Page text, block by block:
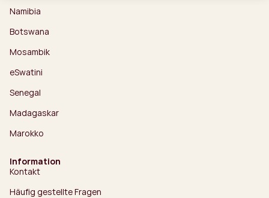
Namibia
Botswana
Mosambik
eSwatini
Senegal
Madagaskar
Marokko
Information
Kontakt
Häufig gestellte Fragen